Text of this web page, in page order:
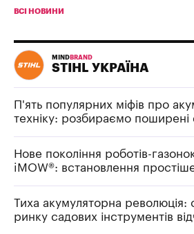
ВСІ НОВИНИ
MIND BRAND
STIHL УКРАЇНА
П'ять популярних міфів про
техніку: розбираємо поширені
Нове покоління роботів-
iMOW®: встановлення
Тиха акумуляторна революція:
ринку садових інструментів